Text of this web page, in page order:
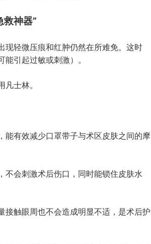
神器”
轻微压痕和红肿仍然在所难免。这时
引起过敏或刺激）。
士林。
有效减少口罩带子与术区皮肤之间的摩
会刺激术后伤口，同时能锁住皮肤水
触眼周也不会造成明显不适，是术后护